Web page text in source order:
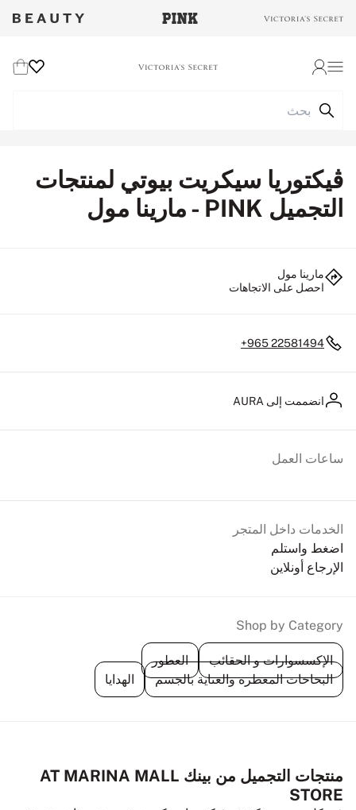
ڤيكتوريا سيكريت بيوتي لمنتجات
التجميل PINK - مارينا مول
مارينا مول
احصل على الاتجاهات
+965 22581494
انضممت إلى AURA
الخدمات داخل المتجر
اضغط واستلم
الإرجاع أونلاين
ساعات العمل
Shop by Category
الإكسسوارات و الحقائب
العطور
البخاخات المعطرة والعناية بالجسم
الهدايا
منتجات التجميل من بينك AT MARINA MALL
STORE